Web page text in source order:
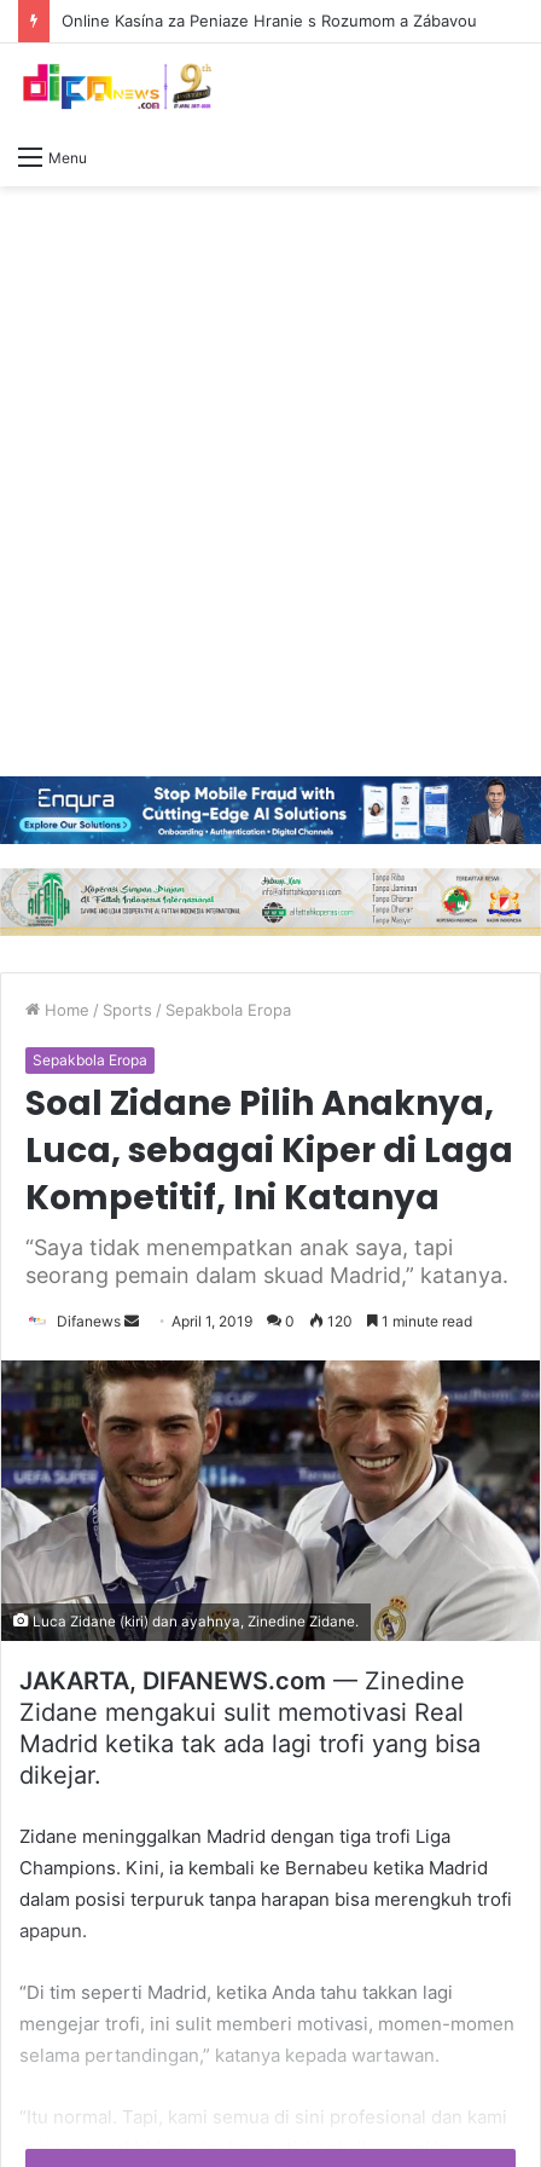
Menu
Home / Sports / Sepakbola Eropa
Sepakbola Eropa
Soal Zidane Pilih Anaknya,
Luca, sebagai Kiper di Laga
Kompetitif, Ini Katanya
“Saya tidak menempatkan anak saya, tapi
seorang pemain dalam skuad Madrid,” katanya.
Difanews
Send
email
April 1, 2019 0 120 1 minute read
Luca Zidane (kiri) dan ayahnya, Zinedine Zidane.
JAKARTA, DIFANEWS.com — Zinedine
Zidane mengakui sulit memotivasi Real
Madrid ketika tak ada lagi trofi yang bisa
dikejar.
Zidane meninggalkan Madrid dengan tiga trofi Liga
Champions. Kini, ia kembali ke Bernabeu ketika Madrid
dalam posisi terpuruk tanpa harapan bisa merengkuh trofi
apapun.
“Di tim seperti Madrid, ketika Anda tahu takkan lagi
mengejar trofi, ini sulit memberi motivasi, momen-momen
selama pertandingan,” katanya kepada wartawan.
“Itu normal. Tapi, kami semua di sini profesional dan kami
ingin mengakhiri musim kompetisi sebaik mungkin –